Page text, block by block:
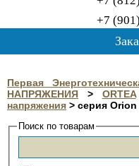
+7 (901)
Первая
НАПРЯЖЕНИЯ > ORTEA
напряжения > серия Orion
Поиск по товарам